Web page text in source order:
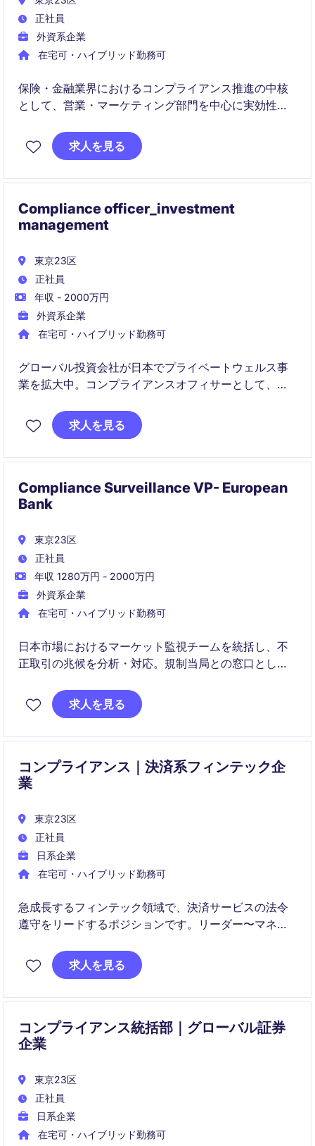
正社員
外資系企業
在宅可・ハイブリッド勤務可
保険・金融業界におけるコンプライアンス推進の中核
として、営業・マーケティング部門を中心に実効性の
関係部門と協働しながら、リスク低減と自律的なコン
求人を見る
Compliance officer_investment
management
東京23区
正社員
年収 - 2000万円
外資系企業
在宅可・ハイブリッド勤務可
グローバル投資会社が日本でプライベートウェルス事
業を拡大中。コンプライアンスオフィサーとして、マ
い、国際的なチームと協働します。
求人を見る
Compliance Surveillance VP- European
Bank
東京23区
正社員
年収 1280万円 - 2000万円
外資系企業
在宅可・ハイブリッド勤務可
日本市場におけるマーケット監視チームを統括し、不
正取引の兆候を分析・対応。規制当局との窓口とし
求人を見る
コンプライアンス｜決済系フィンテック企
業
東京23区
正社員
日系企業
在宅可・ハイブリッド勤務可
急成長するフィンテック領域で、決済サービスの法令
遵守をリードするポジションです。リーダー〜マネー
インパクトのあるサービスの安全性と信頼性を支えて
いただきます。
求人を見る
コンプライアンス統括部｜グローバル証券
企業
東京23区
正社員
日系企業
在宅可・ハイブリッド勤務可